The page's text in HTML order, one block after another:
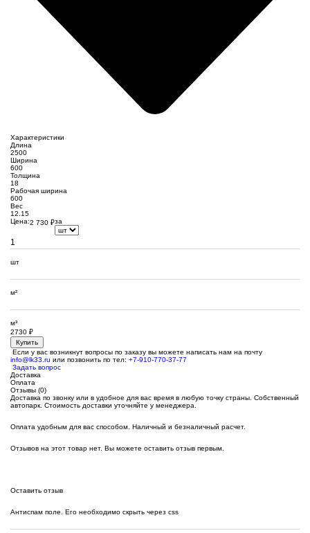
Характеристики
Длина
2500
Ширина
600
Толщина
18
Рабочая ширина
600
Вес
12.15
Цена:2 730 ₽за
шт
м²
м³
2730 ₽
Купить
Если у вас возникнут вопросы по заказу вы можете написать нам на почту
info@lk33.ru или позвонить по тел: +7-910-770-37-77
Задать вопрос
Доставка
Оплата
Отзывы (0)
Доставка по звонку или в удобное для вас время в любую точку страны. Собственный
автопарк. Стоимость доставки уточняйте у менеджера.
Оплата удобным для вас способом. Наличный и безналичный расчет.
Отзывов на этот товар нет. Вы можете оставить отзыв первым.
Оставить отзыв
Антиспам поле. Его необходимо скрыть через css